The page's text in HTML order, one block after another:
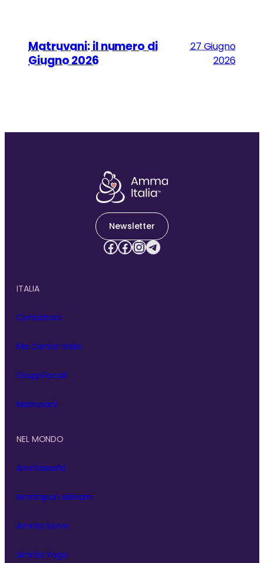
Matruvani: il numero di
Giugno 2026
27 Giugno
2026
Newsletter
Facebook Facebook InstagramTelegram
ITALIA
Contattaci
Ma Center Italia
Gruppi locali
Matruvani
NEL MONDO
Amritaworld
Amritapuri Ashram
Amrita Serve
Amrita Yoga